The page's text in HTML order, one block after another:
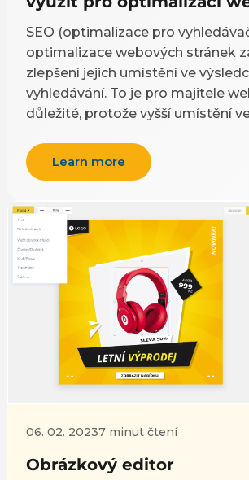
SEO (optimalizace pro
optimalizace webových stránek
zlepšení jejich umístění ve
vyhledávání. To je pro majitele
důležité, protože vyšší umístění
návštěvnosti webových stránek,
oslovit více potenciálních
hlavní typy SEO: on-page SEO, off-
technické SEO.
Learn more
06. 02. 20237 minut čtení
Obrázkový editor